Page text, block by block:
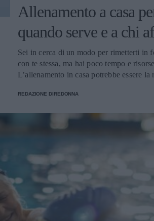
Allenamento a casa
quando serve e a chi
Sei in cerca di un modo per rimetterti in
con te stessa, ma hai poco tempo e
L’allenamento in casa potrebbe essere la
REDAZIONE DIREDONNA